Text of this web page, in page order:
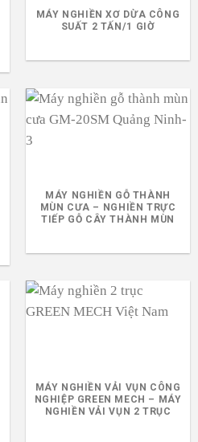
MÁY NGHIỀN XƠ DỪA CÔNG
SUẤT 2 TẤN/1 GIỜ
MÁY NGHIỀN GỖ THÀNH
MÙN CƯA – NGHIỀN TRỰC
TIẾP GỖ CÂY THÀNH MÙN
MÁY NGHIỀN VẢI VỤN CÔNG
NGHIỆP GREEN MECH – MÁY
NGHIỀN VẢI VỤN 2 TRỤC